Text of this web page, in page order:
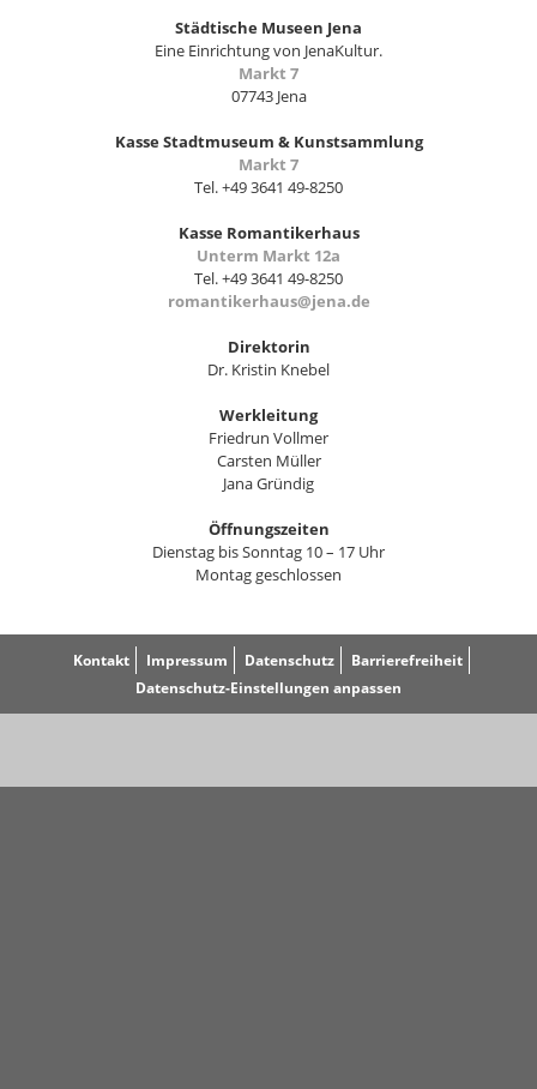
Städtische Museen Jena
Eine Einrichtung von JenaKultur.
Markt 7
07743 Jena
Kasse Stadtmuseum & Kunstsammlung
Markt 7
Tel. +49 3641 49-8250
Kasse Romantikerhaus
Unterm Markt 12a
Tel. +49 3641 49-8250
romantikerhaus@jena.de
Direktorin
Dr. Kristin Knebel
Werkleitung
Friedrun Vollmer
Carsten Müller
Jana Gründig
Öffnungszeiten
Dienstag bis Sonntag 10 – 17 Uhr
Montag geschlossen
Kontakt Impressum Datenschutz
Barrierefreiheit
Datenschutz-Einstellungen anpassen